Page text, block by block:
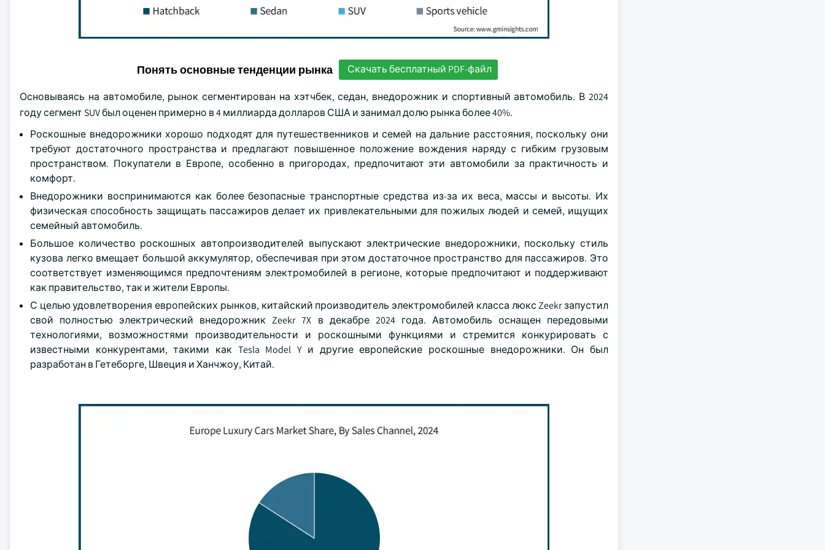
Понять основные тенденции рынка Скачать бесплатный PDF-файл
Основываясь на автомобиле, рынок сегментирован на хэтчбек, седан, внедорожник и спортивный автомобиль. В 2024
году сегмент SUV был оценен примерно в 4 миллиарда долларов США и занимал долю рынка более 40%.
Роскошные внедорожники хорошо подходят для путешественников и семей на дальние расстояния, поскольку они
требуют достаточного пространства и предлагают повышенное положение вождения наряду с гибким грузовым
пространством. Покупатели в Европе, особенно в пригородах, предпочитают эти автомобили за практичность и
комфорт.
Внедорожники воспринимаются как более безопасные транспортные средства из-за их веса, массы и высоты. Их
физическая способность защищать пассажиров делает их привлекательными для пожилых людей и семей, ищущих
семейный автомобиль.
Большое количество роскошных автопроизводителей выпускают электрические внедорожники, поскольку стиль
кузова легко вмещает большой аккумулятор, обеспечивая при этом достаточное пространство для пассажиров. Это
соответствует изменяющимся предпочтениям электромобилей в регионе, которые предпочитают и поддерживают
как правительство, так и жители Европы.
С целью удовлетворения европейских рынков, китайский производитель электромобилей класса люкс Zeekr запустил
свой полностью электрический внедорожник Zeekr 7X в декабре 2024 года. Автомобиль оснащен передовыми
технологиями, возможностями производительности и роскошными функциями и стремится конкурировать с
известными конкурентами, такими как Tesla Model Y и другие европейские роскошные внедорожники. Он был
разработан в Гетеборге, Швеция и Ханчжоу, Китай.